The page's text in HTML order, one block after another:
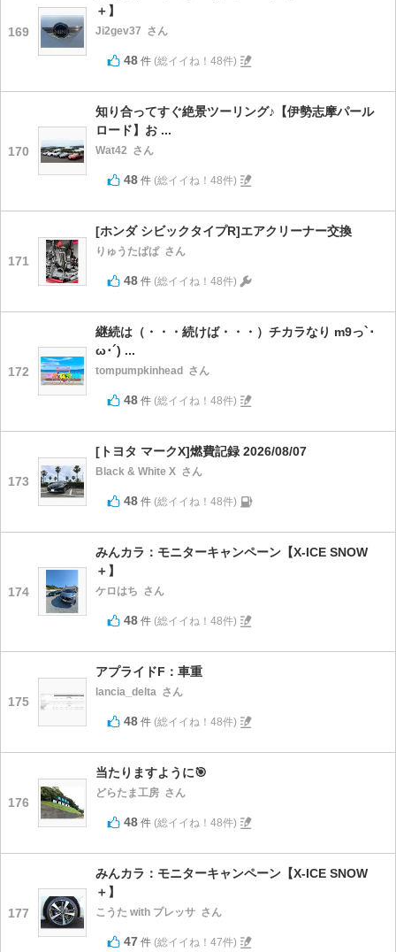
169
＋】
Ji2gev37 さん
48 件 (総イイね！48件)
170
知り合ってすぐ絶景ツーリング♪【伊勢志摩パール
ロード】お ...
Wat42 さん
48 件 (総イイね！48件)
171
[ホンダ シビックタイプR]エアクリーナー交換
りゅうたぱぱ さん
48 件 (総イイね！48件)
172
継続は（・・・続けば・・・）チカラなり m9っ`･
ω･´) ...
tompumpkinhead さん
48 件 (総イイね！48件)
173
[トヨタ マークX]燃費記録 2026/08/07
Black & White X さん
48 件 (総イイね！48件)
174
みんカラ：モニターキャンペーン【X-ICE SNOW
＋】
ケロはち さん
48 件 (総イイね！48件)
175
アプライドF：車重
lancia_delta さん
48 件 (総イイね！48件)
176
当たりますように🎯
どらたま工房 さん
48 件 (総イイね！48件)
177
みんカラ：モニターキャンペーン【X-ICE SNOW
＋】
こうた with プレッサ さん
47 件 (総イイね！47件)